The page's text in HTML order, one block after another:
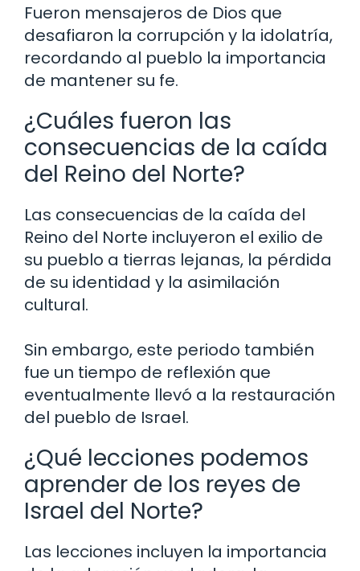
Fueron mensajeros de Dios que
desafiaron la corrupción y la idolatría,
recordando al pueblo la importancia
de mantener su fe.
¿Cuáles fueron las
consecuencias de la caída
del Reino del Norte?
Las consecuencias de la caída del
Reino del Norte incluyeron el exilio de
su pueblo a tierras lejanas, la pérdida
de su identidad y la asimilación
cultural.
Sin embargo, este periodo también
fue un tiempo de reflexión que
eventualmente llevó a la restauración
del pueblo de Israel.
¿Qué lecciones podemos
aprender de los reyes de
Israel del Norte?
Las lecciones incluyen la importancia